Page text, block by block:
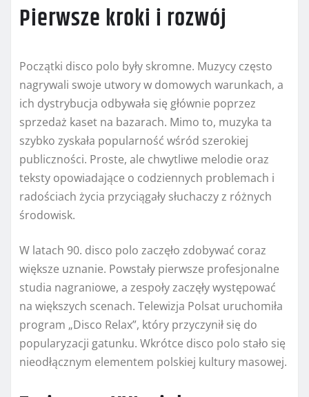
Pierwsze kroki i rozwój
Początki disco polo były skromne. Muzycy często
nagrywali swoje utwory w domowych warunkach, a
ich dystrybucja odbywała się głównie poprzez
sprzedaż kaset na bazarach. Mimo to, muzyka ta
szybko zyskała popularność wśród szerokiej
publiczności. Proste, ale chwytliwe melodie oraz
teksty opowiadające o codziennych problemach i
radościach życia przyciągały słuchaczy z różnych
środowisk.
W latach 90. disco polo zaczęło zdobywać coraz
większe uznanie. Powstały pierwsze profesjonalne
studia nagraniowe, a zespoły zaczęły występować
na większych scenach. Telewizja Polsat uruchomiła
program „Disco Relax”, który przyczynił się do
popularyzacji gatunku. Wkrótce disco polo stało się
nieodłącznym elementem polskiej kultury masowej.